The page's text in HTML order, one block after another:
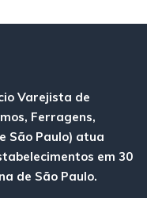
Varejista de
Ferragens,
São Paulo) atua
em 30
de São Paulo.